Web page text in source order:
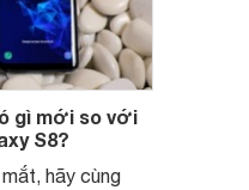
gì mới so với
S8?
hãy cùng